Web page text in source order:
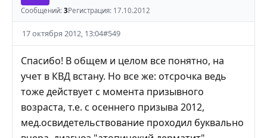
Сообщений: 3Регистрация: 17.10.2012
17 октября 2012, 13:04#549
Спасибо! В общем и целом все понятно, на
учет в КВД встану. Но все же: отсрочка ведь
тоже действует с момента призывного
возраста, т.е. с осеннего призыва 2012,
мед.освидетельствование проходил буквально